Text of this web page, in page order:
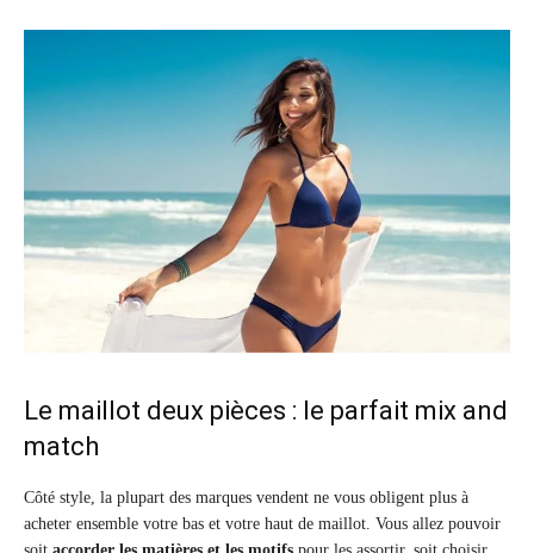
Le maillot deux pièces : le parfait mix and
match
Côté style, la plupart des marques vendent ne vous obligent plus à
acheter ensemble votre bas et votre haut de maillot. Vous allez pouvoir